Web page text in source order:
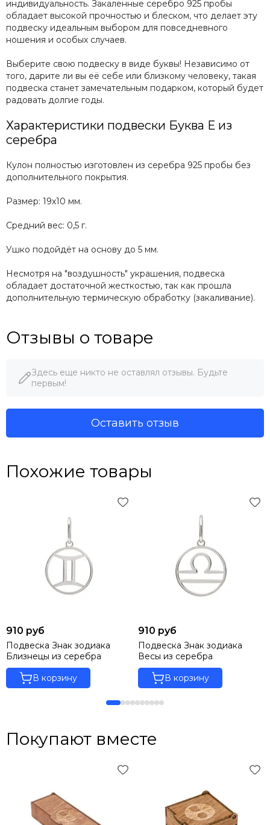
индивидуальность. Закаленные серебро 925 пробы
обладает высокой прочностью и блеском, что делает эту
подвеску идеальным выбором для повседневного
ношения и особых случаев.
Выберите свою подвеску в виде буквы! Независимо от
того, дарите ли вы её себе или близкому человеку, такая
подвеска станет замечательным подарком, который будет
радовать долгие годы.
Характеристики подвески Буква Е из
серебра
Кулон полностью изготовлен из серебра 925 пробы без
дополнительного покрытия.
Размер: 19х10 мм.
Средний вес: 0,5 г.
Ушко подойдёт на основу до 5 мм.
Несмотря на "воздушность" украшения, подвеска
обладает достаточной жесткостью, так как прошла
дополнительную термическую обработку (закаливание).
Отзывы о товаре
Здесь еще никто не оставлял отзывы. Будьте
первым!
Оставить отзыв
Похожие товары
910 руб
Подвеска Знак зодиака
Близнецы из серебра
В корзину
910 руб
Подвеска Знак зодиака
Весы из серебра
В корзину
Покупают вместе